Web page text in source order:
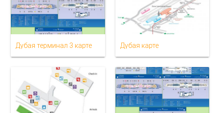
Дубая терминал 3 карте Дубая карте